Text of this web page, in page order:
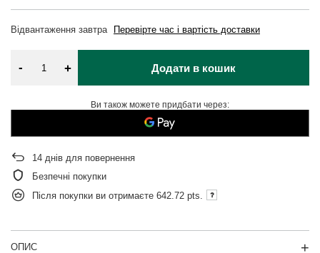
Відвантаження завтра Перевірте час і вартість доставки
- + Додати в кошик
Ви також можете придбати через:
14 днів для повернення
Безпечні покупки
Після покупки ви отримаєте 642.72 pts.
ОПИС